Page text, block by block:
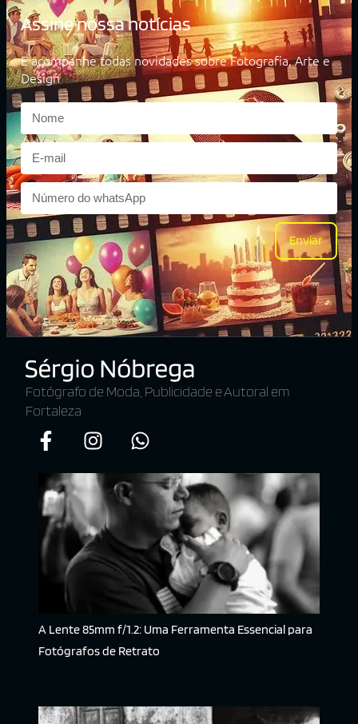
Assine nossa notícias
E acompanhe todas novidades sobre Fotografia, Arte e
Design
Enviar
Fotógrafo de Moda, Publicidade e Autoral em
Fortaleza
A Lente 85mm f/1.2: Uma Ferramenta Essencial para
Fotógrafos de Retrato